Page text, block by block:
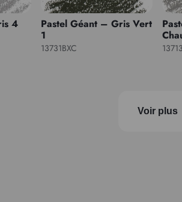
4
Pastel Géant – Gris Vert
1
13731BXC
Voir plus